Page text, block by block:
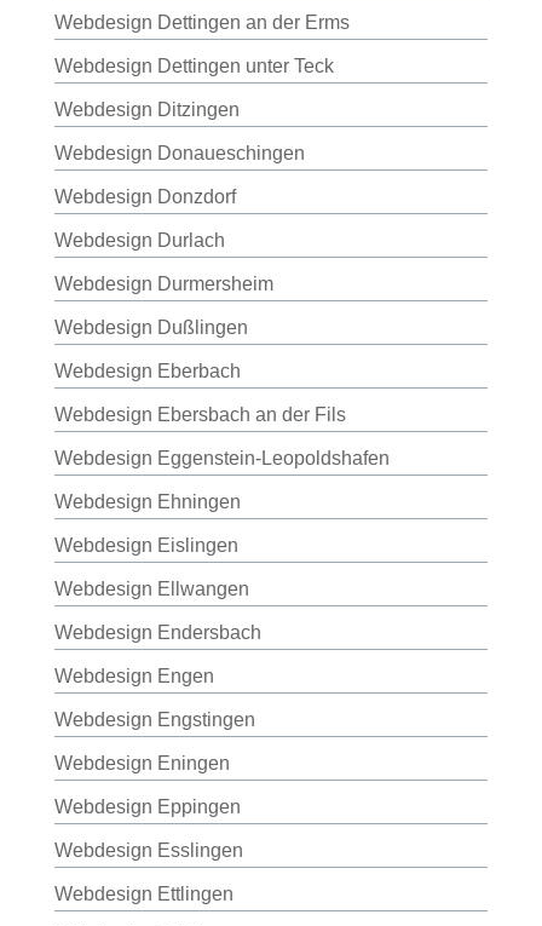
Webdesign Dettingen an der Erms
Webdesign Dettingen unter Teck
Webdesign Ditzingen
Webdesign Donaueschingen
Webdesign Donzdorf
Webdesign Durlach
Webdesign Durmersheim
Webdesign Dußlingen
Webdesign Eberbach
Webdesign Ebersbach an der Fils
Webdesign Eggenstein-Leopoldshafen
Webdesign Ehningen
Webdesign Eislingen
Webdesign Ellwangen
Webdesign Endersbach
Webdesign Engen
Webdesign Engstingen
Webdesign Eningen
Webdesign Eppingen
Webdesign Esslingen
Webdesign Ettlingen